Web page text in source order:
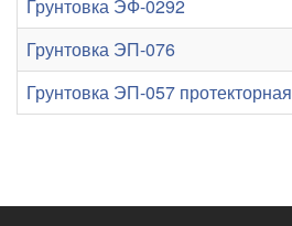
Грунтовка ЭФ-0292
Грунтовка ЭП-076
Грунтовка ЭП-057 протекторная